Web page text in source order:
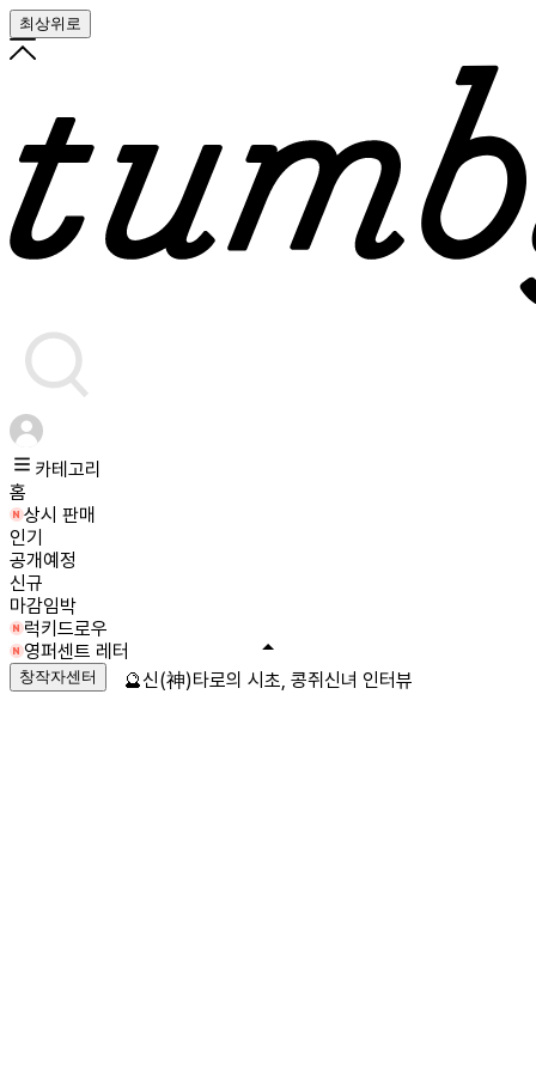
최상위로
카테고리
홈
상시 판매
인기
공개예정
신규
마감임박
럭키드로우
영퍼센트 레터
창작자센터 🔮신(神)타로의 시초, 콩쥐신녀 인터뷰